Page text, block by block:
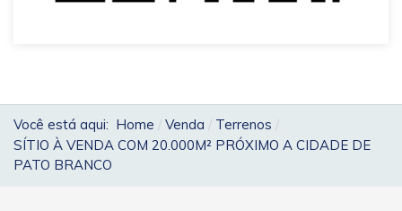
Você está aqui: Home Venda
Terrenos
SÍTIO À VENDA COM 20.000M² PRÓXIMO A CIDADE DE
PATO BRANCO